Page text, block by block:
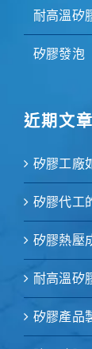
耐高溫矽
矽膠發泡
近期文章
矽膠工廠
矽膠代工
矽膠熱壓
耐高溫矽
矽膠產品